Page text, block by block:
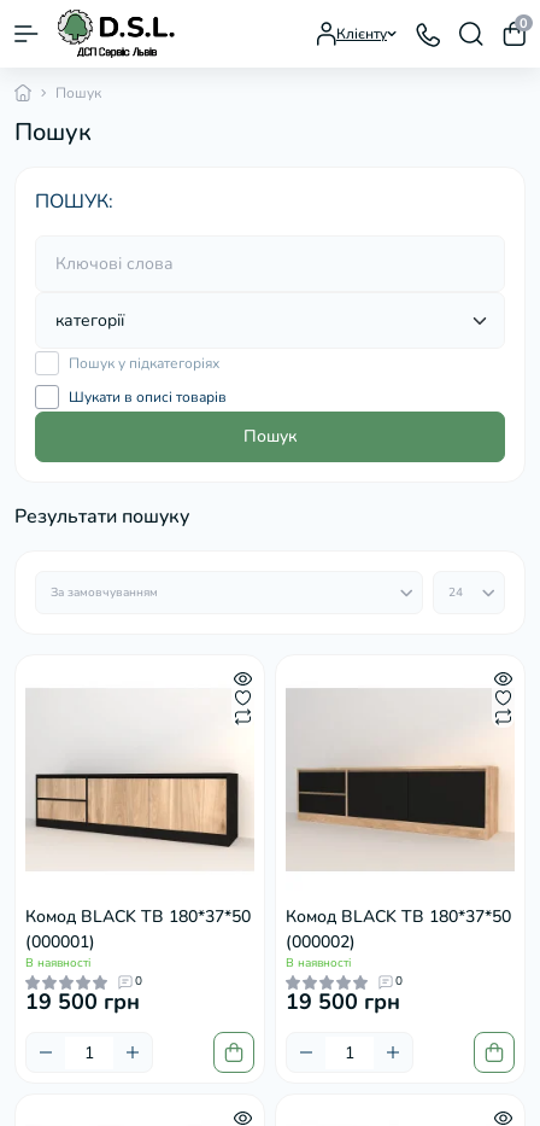
Клієнту
0
Пошук
Пошук
ПОШУК:
Пошук у підкатегоріях
Шукати в описі товарів
Пошук
Результати пошуку
Комод BLACK ТВ 180*37*50
(000001)
В наявності
0
19 500 грн
Комод BLACK ТВ 180*37*50
(000002)
В наявності
0
19 500 грн